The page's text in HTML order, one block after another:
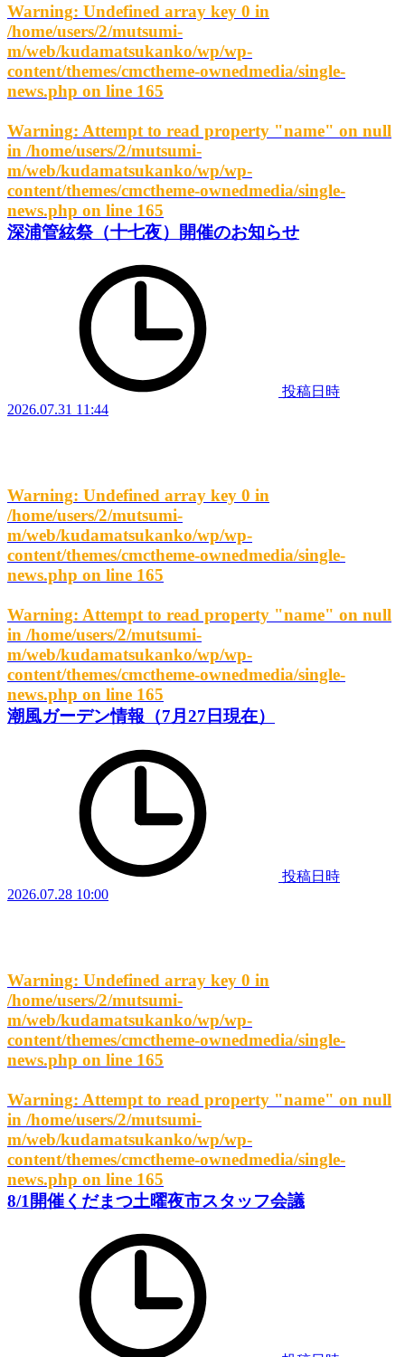
Warning: Undefined array key 0 in
/home/users/2/mutsumi-
m/web/kudamatsukanko/wp/wp-
content/themes/cmctheme-ownedmedia/single-
news.php on line 165
Warning: Attempt to read property "name" on null
in /home/users/2/mutsumi-
m/web/kudamatsukanko/wp/wp-
content/themes/cmctheme-ownedmedia/single-
news.php on line 165
深浦管絃祭（十七夜）開催のお知らせ
投稿日時
2026.07.31 11:44
Warning: Undefined array key 0 in
/home/users/2/mutsumi-
m/web/kudamatsukanko/wp/wp-
content/themes/cmctheme-ownedmedia/single-
news.php on line 165
Warning: Attempt to read property "name" on null
in /home/users/2/mutsumi-
m/web/kudamatsukanko/wp/wp-
content/themes/cmctheme-ownedmedia/single-
news.php on line 165
潮風ガーデン情報（7月27日現在）
投稿日時
2026.07.28 10:00
Warning: Undefined array key 0 in
/home/users/2/mutsumi-
m/web/kudamatsukanko/wp/wp-
content/themes/cmctheme-ownedmedia/single-
news.php on line 165
Warning: Attempt to read property "name" on null
in /home/users/2/mutsumi-
m/web/kudamatsukanko/wp/wp-
content/themes/cmctheme-ownedmedia/single-
news.php on line 165
8/1開催くだまつ土曜夜市スタッフ会議